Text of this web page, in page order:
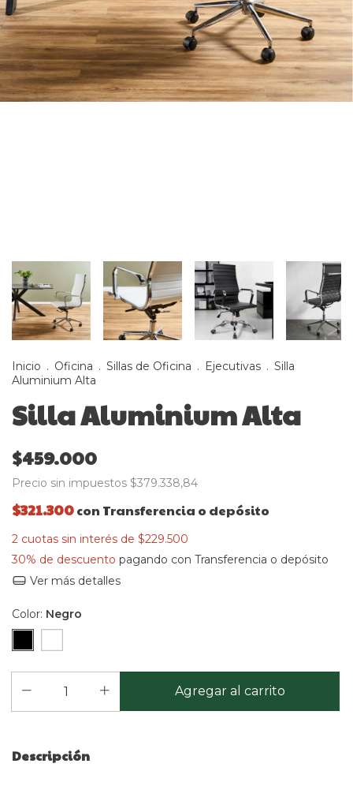
Inicio . Oficina . Sillas de Oficina . Ejecutivas . Silla
Aluminium Alta
Silla Aluminium Alta
$459.000
Precio sin impuestos $379.338,84
$321.300con Transferencia o depósito
2 cuotas sin interés de $229.500
30% de descuento pagando con Transferencia o depósito
Ver más detalles
Color: Negro
Descripción